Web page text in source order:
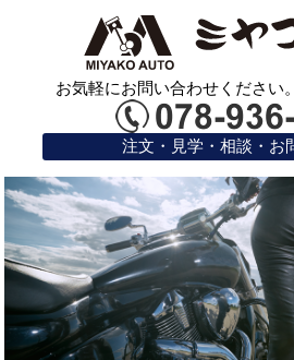
お気軽にお問い合わせください
注文・見学・相談・お